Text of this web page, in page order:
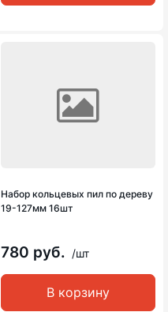
Набор кольцевых пил по дереву
19-127мм 16шт
780 руб. /шт
В корзину